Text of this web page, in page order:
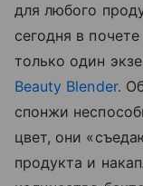
для любого
сегодня в
только один
Beauty Blender.
спонжи
цвет, они
продукта и